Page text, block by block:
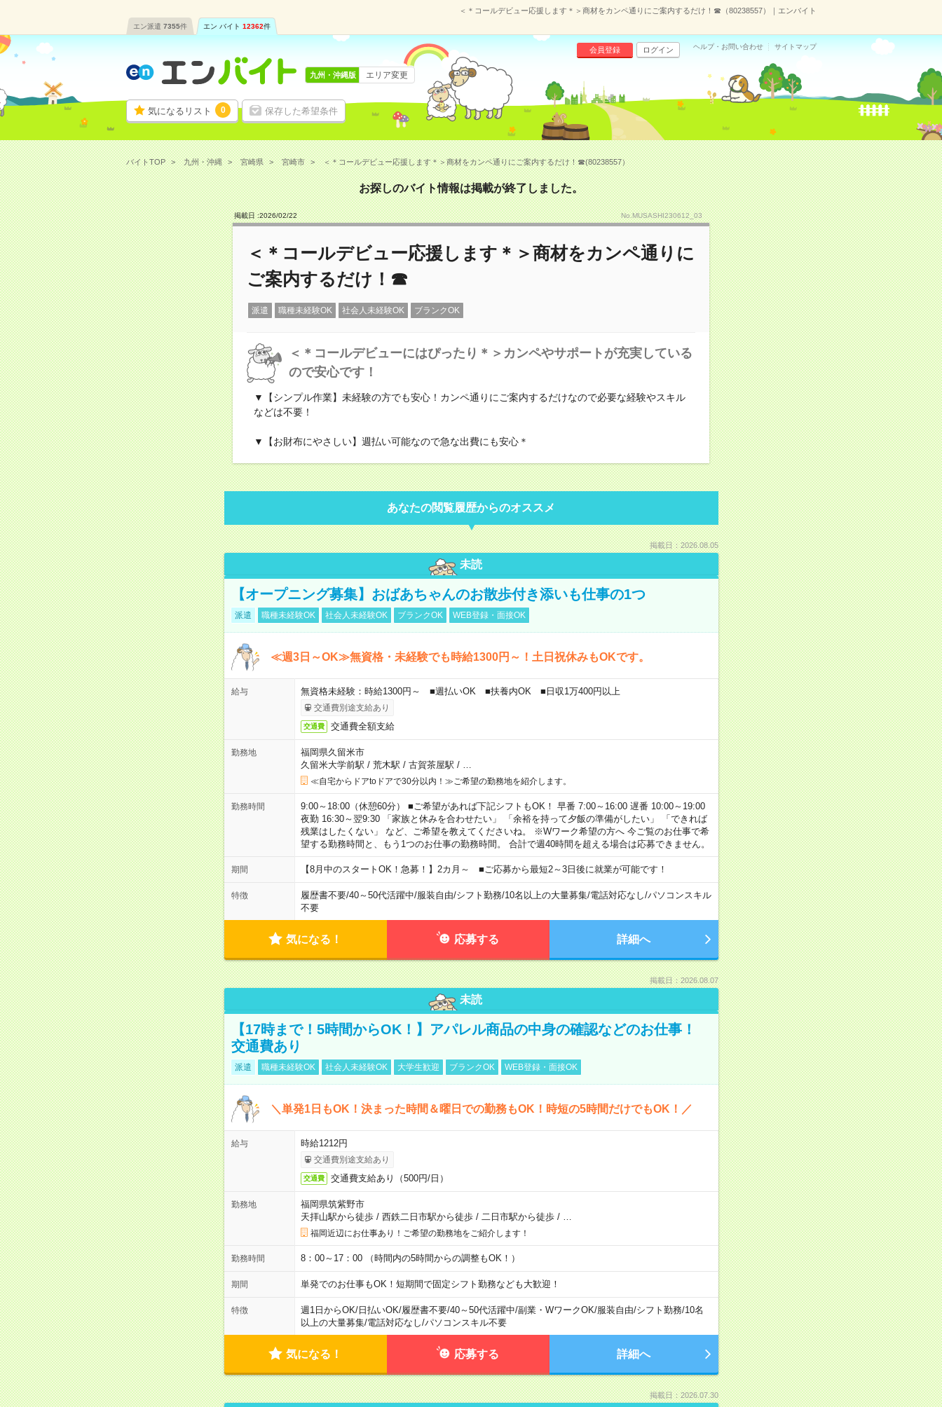
＜＊コールデビュー応援します＊＞商材をカンペ通りにご案内するだけ！☎（80238557）｜エンバイト
エン派遣 7355件 エン バイト 12362件
気になるリスト 0 保存した希望条件
会員登録 ログイン ヘルプ・お問い合わせ サイトマップ
九州・沖縄版 エリア変更
バイトTOP 九州・沖縄 宮崎県 宮崎市 ＜＊コールデビュー応援します＊＞商材をカンペ通りにご案内するだけ！☎(80238557）
お探しのバイト情報は掲載が終了しました。
掲載日 :2026/02/22 No.MUSASHI230612_03
＜＊コールデビュー応援します＊＞商材をカンペ通りに
ご案内するだけ！☎
派遣 職種未経験OK 社会人未経験OK ブランクOK
＜＊コールデビューにはぴったり＊＞カンペやサポートが充実している
ので安心です！
▼【シンプル作業】未経験の方でも安心！カンペ通りにご案内するだけなので必要な経験やスキル
などは不要！
▼【お財布にやさしい】週払い可能なので急な出費にも安心＊
あなたの閲覧履歴からのオススメ
掲載日：2026.08.05
未読
【オープニング募集】おばあちゃんのお散歩付き添いも仕事の1つ
派遣 職種未経験OK 社会人未経験OK ブランクOK WEB登録・面接OK
≪週3日～OK≫無資格・未経験でも時給1300円～！土日祝休みもOKです。
給与 無資格未経験：時給1300円～ ■週払いOK ■扶養内OK ■日収1万400円以上
交通費別途支給あり
交通費 交通費全額支給
勤務地
福岡県久留米市
久留米大学前駅 / 荒木駅 / 古賀茶屋駅 /
≪自宅からドアtoドアで30分以内！≫ご希望の勤務地を紹介します。
勤務時間
9:00～18:00（休憩60分） ■ご希望があれば下記シフトもOK！ 早番 7:00～16:00 遅番 10:00～19:00
夜勤 16:30～翌9:30 「家族と休みを合わせたい」 「余裕を持って夕飯の準備がしたい」 「できれば
残業はしたくない」 など、ご希望を教えてくださいね。 ※Wワーク希望の方へ 今ご覧のお仕事で希
望する勤務時間と、もう1つのお仕事の勤務時間。 合計で週40時間を超える場合は応募できません。
期間 【8月中のスタートOK！急募！】2カ月～ ■ご応募から最短2～3日後に就業が可能です！
特徴 履歴書不要/40～50代活躍中/服装自由/シフト勤務/10名以上の大量募集/電話対応なし/パソコンスキル
不要
気になる！ 応募する 詳細へ
掲載日：2026.08.07
未読
【17時まで！5時間からOK！】アパレル商品の中身の確認などのお仕事！
交通費あり
派遣 職種未経験OK 社会人未経験OK 大学生歓迎 ブランクOK WEB登録・面接OK
＼単発1日もOK！決まった時間＆曜日での勤務もOK！時短の5時間だけでもOK！／
給与 時給1212円
交通費別途支給あり
交通費 交通費支給あり（500円/日）
勤務地
福岡県筑紫野市
天拝山駅から徒歩/ 西鉄二日市駅から徒歩/ 二日市駅から徒歩/
福岡近辺にお仕事あり！ご希望の勤務地をご紹介します！
勤務時間 8：00～17：00 （時間内の5時間からの調整もOK！）
期間 単発でのお仕事もOK！短期間で固定シフト勤務なども大歓迎！
特徴 週1日からOK/日払いOK/履歴書不要/40～50代活躍中/副業・WワークOK/服装自由/シフト勤務/10名
以上の大量募集/電話対応なし/パソコンスキル不要
気になる！ 応募する 詳細へ
掲載日：2026.07.30